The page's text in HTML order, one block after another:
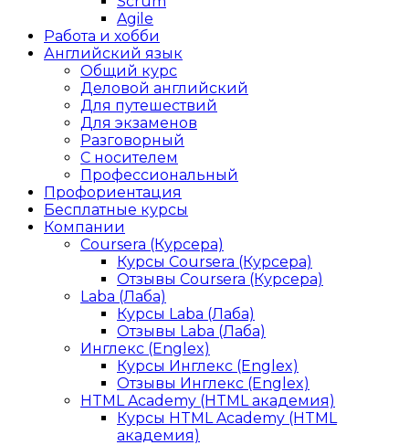
Agile
Работа и хобби
Английский язык
Общий курс
Деловой английский
Для путешествий
Для экзаменов
Разговорный
С носителем
Профессиональный
Профориентация
Бесплатные курсы
Компании
Coursera (Курсера)
Курсы Coursera (Курсера)
Отзывы Coursera (Курсера)
Laba (Лаба)
Курсы Laba (Лаба)
Отзывы Laba (Лаба)
Инглекс (Englex)
Курсы Инглекс (Englex)
Отзывы Инглекс (Englex)
HTML Academy (HTML академия)
Курсы HTML Academy (HTML
академия)